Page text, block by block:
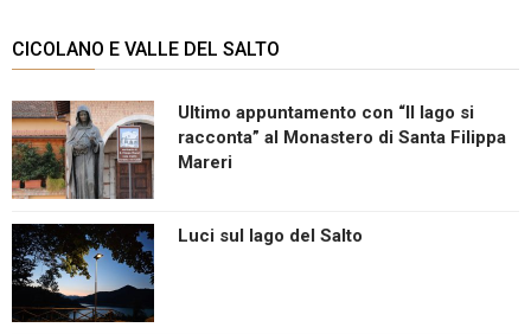
CICOLANO E VALLE DEL SALTO
Ultimo appuntamento con “Il lago si
racconta” al Monastero di Santa Filippa
Mareri
Luci sul lago del Salto